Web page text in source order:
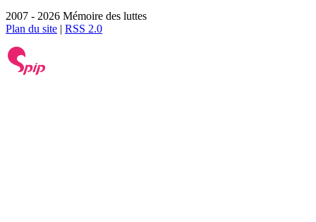
2007 - 2026 Mémoire des luttes
Plan du site | RSS 2.0